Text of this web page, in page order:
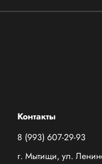
Контакты
8 (993) 607-29-93
г. Мытищи, ул.